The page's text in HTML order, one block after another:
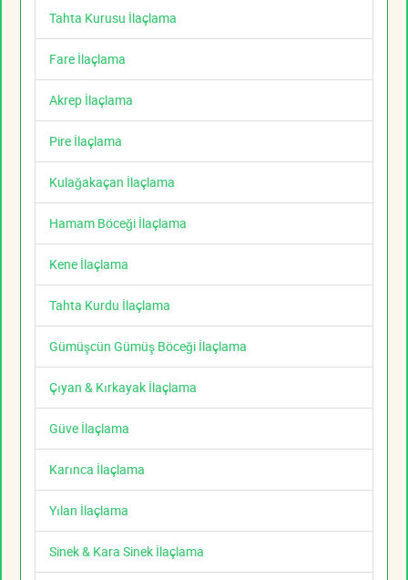
Tahta Kurusu İlaçlama
Fare İlaçlama
Akrep İlaçlama
Pire İlaçlama
Kulağakaçan İlaçlama
Hamam Böceği İlaçlama
Kene İlaçlama
Tahta Kurdu İlaçlama
Gümüşcün Gümüş Böceği İlaçlama
Çıyan & Kırkayak İlaçlama
Güve İlaçlama
Karınca İlaçlama
Yılan İlaçlama
Sinek & Kara Sinek İlaçlama